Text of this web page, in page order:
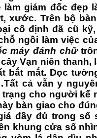
làm giám đốc đẹp
xước. Trên bộ
cố định đã cũ
ngồi làm việc
máy đánh chữ
Vạn niên
bắt mắt. Dọc
cả vẫn y
cho người kế
bàn giao cho
đầy đủ trong sổ
khung cửa sổ